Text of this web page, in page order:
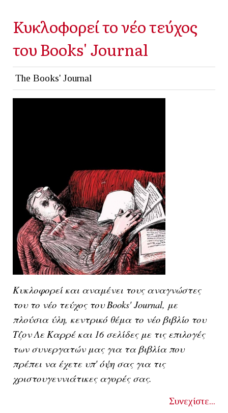
Κυκλοφορεί το νέο τεύχος
του Books' Journal
The Books' Journal
Κυκλοφορεί και αναμένει τους αναγνώστες
του το νέο τεύχος του Books' Journal, με
πλούσια ύλη, κεντρικό θέμα το νέο βιβλίο του
Τζον Λε Καρρέ και 16 σελίδες με τις επιλογές
των συνεργατών μας για τα βιβλία που
πρέπει να έχετε υπ' όψη σας για τις
χριστουγεννιάτικες αγορές σας.
Συνεχίστε...